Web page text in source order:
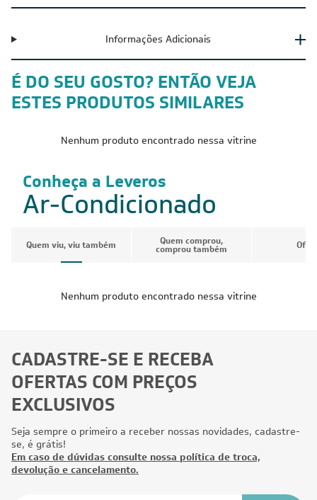
Informações Adicionais
É DO SEU GOSTO? ENTÃO VEJA
ESTES PRODUTOS SIMILARES
Nenhum produto encontrado nessa vitrine
Conheça a Leveros
Ar-Condicionado
Quem viu, viu também Quem comprou,
comprou também
Nenhum produto encontrado nessa vitrine
CADASTRE-SE E RECEBA
OFERTAS COM PREÇOS
EXCLUSIVOS
Seja sempre o primeiro a receber nossas novidades, cadastre-
se, é grátis!
Em caso de dúvidas consulte nossa política de troca,
devolução e cancelamento.